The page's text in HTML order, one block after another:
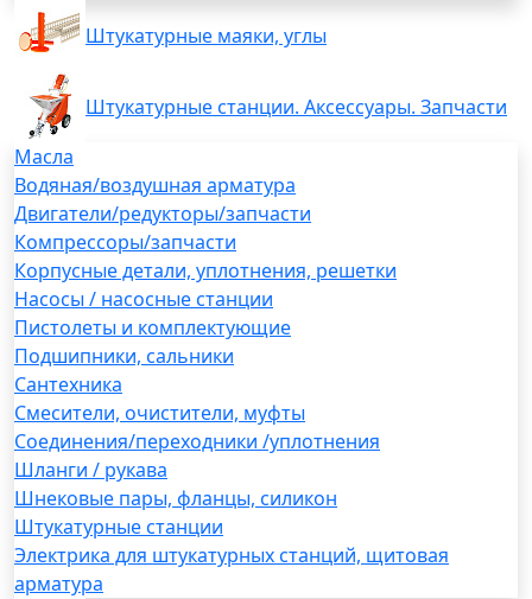
Штукатурные маяки, углы
Штукатурные станции. Аксессуары. Запчасти
Масла
Водяная/воздушная арматура
Двигатели/редукторы/запчасти
Компрессоры/запчасти
Корпусные детали, уплотнения, решетки
Насосы / насосные станции
Пистолеты и комплектующие
Подшипники, сальники
Сантехника
Смесители, очистители, муфты
Соединения/переходники /уплотнения
Шланги / рукава
Шнековые пары, фланцы, силикон
Штукатурные станции
Электрика для штукатурных станций, щитовая
арматура